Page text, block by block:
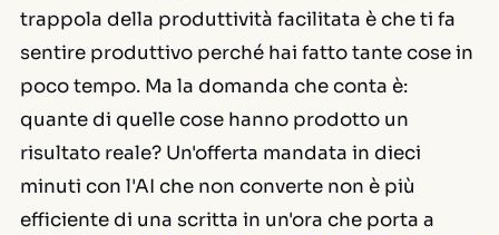
trappola della produttività facilitata è che ti fa
sentire produttivo perché hai fatto tante cose in
poco tempo. Ma la domanda che conta è:
quante di quelle cose hanno prodotto un
risultato reale? Un'offerta mandata in dieci
minuti con l'AI che non converte non è più
efficiente di una scritta in un'ora che porta a